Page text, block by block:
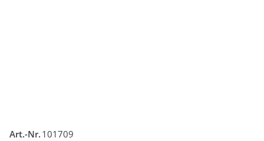
Art.-Nr. 101709